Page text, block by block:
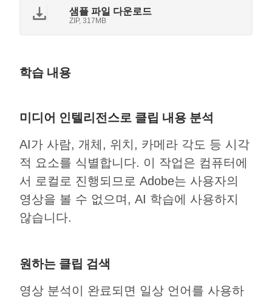
샘플 파일 다운로드
ZIP, 317MB
학습 내용
미디어 인텔리전스로 클립 내용 분석
AI가 사람, 개체, 위치, 카메라 각도 등 시각
적 요소를 식별합니다. 이 작업은 컴퓨터에
서 로컬로 진행되므로 Adobe는 사용자의
영상을 볼 수 없으며, AI 학습에 사용하지
않습니다.
원하는 클립 검색
영상 분석이 완료되면 일상 언어를 사용하